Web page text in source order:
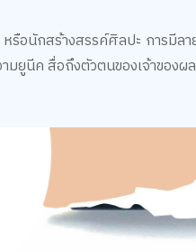
อนักสร้างสรรค์ศิลปะ การมีลา
ยูนีค สื่อถึงตัวตนของเจ้าของผ